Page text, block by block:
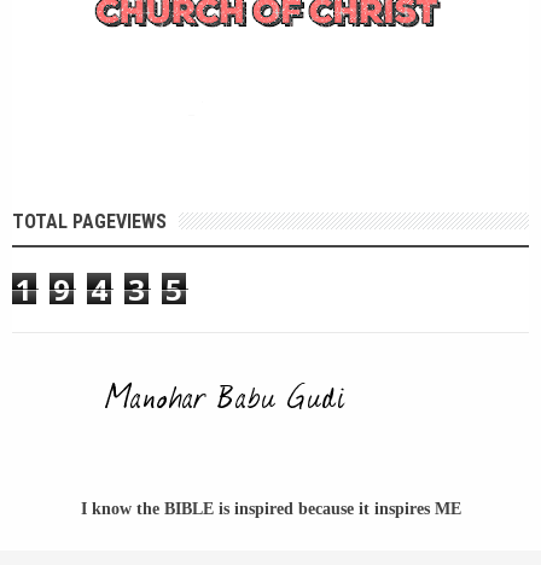
TOTAL PAGEVIEWS
1 9 4 3 5
I know the BIBLE is inspired because it inspires ME